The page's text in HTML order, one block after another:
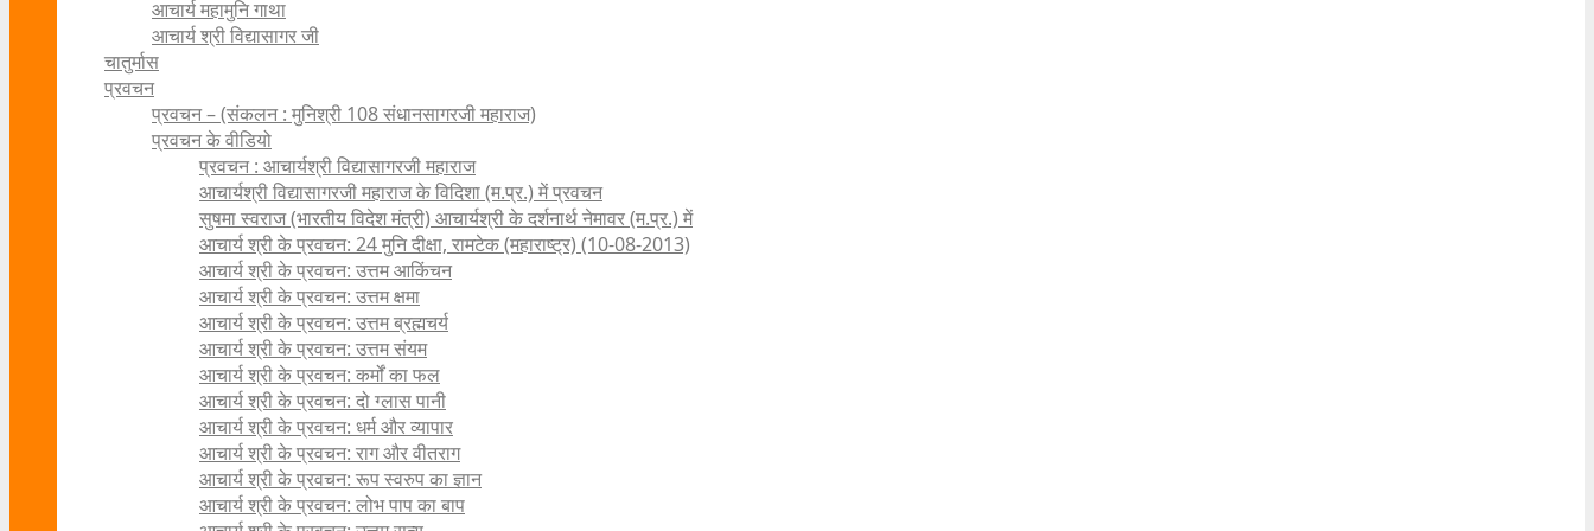
आचार्य महामुनि गाथा
आचार्य श्री विद्यासागर जी
चातुर्मास
प्रवचन
प्रवचन – (संकलन : मुनिश्री 108 संधानसागरजी महाराज)
प्रवचन के वीडियो
प्रवचन : आचार्यश्री ‍विद्यासागरजी महाराज
आचार्यश्री विद्यासागरजी महाराज के विदिशा (म.प्र.) में प्रवचन
सुषमा स्वराज (भारतीय विदेश मंत्री) आचार्यश्री के दर्शनार्थ नेमावर (म.प्र.) में
आचार्य श्री के प्रवचन: 24 मुनि दीक्षा, रामटेक (महाराष्ट्र) (10-08-2013)
आचार्य श्री के प्रवचन: उत्तम आकिंचन
आचार्य श्री के प्रवचन: उत्तम क्षमा
आचार्य श्री के प्रवचन: उत्तम ब्रह्मचर्य
आचार्य श्री के प्रवचन: उत्तम संयम
आचार्य श्री के प्रवचन: कर्मों का फल
आचार्य श्री के प्रवचन: दो ग्लास पानी
आचार्य श्री के प्रवचन: धर्म और व्यापार
आचार्य श्री के प्रवचन: राग और वीतराग
आचार्य श्री के प्रवचन: रूप स्वरुप का ज्ञान
आचार्य श्री के प्रवचन: लोभ पाप का बाप